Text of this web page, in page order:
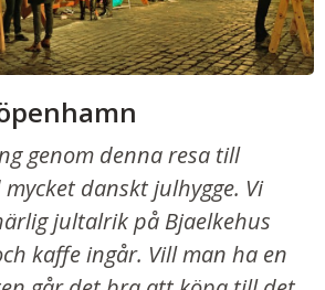
genom denna resa till
danskt julhygge. Vi
jultalrik på Bjaelkehus
kaffe ingår. Vill man ha en